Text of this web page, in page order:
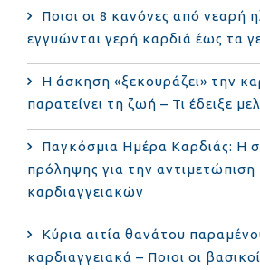
Ποιοι οι 8 κανόνες από νεαρή
εγγυώνται γερή καρδιά έως τα
Η άσκηση «ξεκουράζει» την
παρατείνει τη ζωή – Τι έδειξε
Παγκόσμια Ημέρα Καρδιάς: Η
πρόληψης για την
καρδιαγγειακών
Κύρια αιτία θανάτου
καρδιαγγειακά – Ποιοι οι